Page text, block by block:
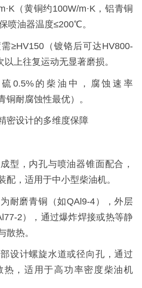
（黄铜约100W/m·K，铝青铜
喷油器温度≤200℃。
≥HV150（镀铬后可达HV800-
上往复运动无显著磨损。
0.5%的柴油中，腐蚀速率
铜耐腐蚀性最优）。
密设计的多维度保障
型，内孔与喷油器锥面配合，
配，适用于中小型柴油机。
耐磨青铜（如QAl9-4），外层
2），通过爆炸焊接或热等静
散热。
设计螺旋水道或径向孔，通过
热，适用于高功率密度柴油机